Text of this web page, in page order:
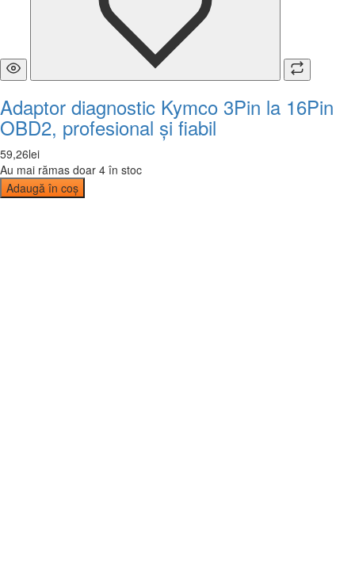
Adaptor diagnostic Kymco 3Pin la 16Pin
OBD2, profesional și fiabil
59,26lei
Au mai rămas doar 4 în stoc
Adaugă în coș